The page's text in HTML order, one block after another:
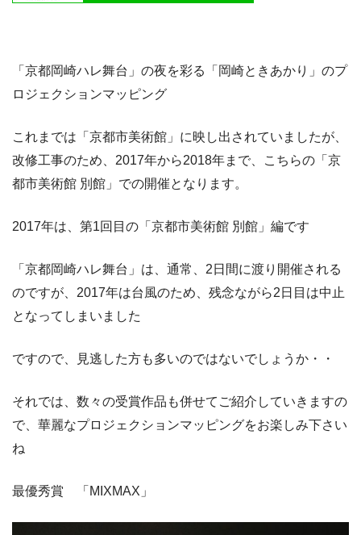
「京都岡崎ハレ舞台」の夜を彩る「岡崎ときあかり」のプ
ロジェクションマッピング
これまでは「京都市美術館」に映し出されていましたが、
改修工事のため、2017年から2018年まで、こちらの「京
都市美術館 別館」での開催となります。
2017年は、第1回目の「京都市美術館 別館」編です
「京都岡崎ハレ舞台」は、通常、2日間に渡り開催される
のですが、2017年は台風のため、残念ながら2日目は中止
となってしまいました
ですので、見逃した方も多いのではないでしょうか・・
それでは、数々の受賞作品も併せてご紹介していきますの
で、華麗なプロジェクションマッピングをお楽しみ下さい
ね
最優秀賞 「MIXMAX」